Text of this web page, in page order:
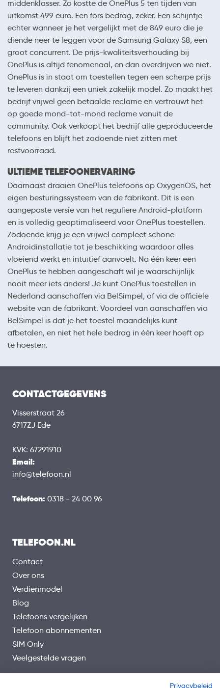
middenklasser. Zo kostte de OnePlus 5 ten tijden van
uitkomst 499 euro. Een fors bedrag, zeker. Een schijntje
echter wanneer je het vergelijkt met de 849 euro die je
diende neer te leggen voor de Samsung Galaxy S8, een
groot concurrent. De prijs-kwaliteitsverhouding bij
OnePlus is altijd fenomenaal, en dan overdrijven we niet.
OnePlus is in staat om toestellen tegen een scherpe prijs
te leveren dankzij een uniek zakelijk model. Zo maakt het
bedrijf vrijwel geen betaalde reclame en vertrouwt het
op goede mond-tot-mond reclame vanuit de
community. Ook verkoopt het bedrijf alle geproduceerde
telefoons en blijft het zodoende niet zitten met
restvoorraad.
ULTIEME TELEFOONERVARING
Daarnaast draaien OnePlus telefoons op OxygenOS, het
eigen besturingssysteem van de fabrikant. Dit is een
aangepaste versie van het reguliere Android-platform
en is volledig geoptimaliseerd voor OnePlus toestellen.
Zodoende krijg je een vrijwel compleet schone
Androidinstallatie tot je beschikking waardoor alles
vloeiend werkt en intuïtief aanvoelt. Na één keer een
OnePlus te hebben aangeschaft wil je waarschijnlijk
nooit meer iets anders! Je kunt OnePlus toestellen in
Nederland aanschaffen via BelSimpel, of via de officiële
website van de fabrikant. Voordeel van aanschaffen via
BelSimpel is dat je het toestel maandelijks kunt
afbetalen, en niet het hele bedrag in één keer hoeft op
te hoesten.
CONTACTGEGEVENS
Visserstraat 26
6717ZJ Ede
KVK: 67291910
Email:
info@telefoon.nl
Telefoon: 0318 - 24 00 96
TELEFOON.NL
Contact
Over ons
Verdienmodel
Blog
Telefoons vergelijken
Telefoon abonnementen
SIM Only
Veelgestelde vragen
Privacybeleid